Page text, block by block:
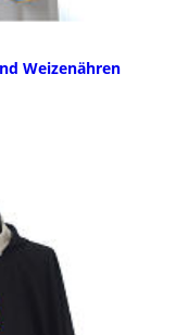
Weizenähren